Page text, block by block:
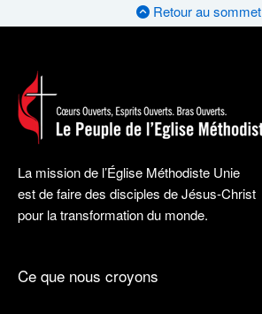
Retour au sommet
La mission de l’Église Méthodiste Unie
est de faire des disciples de Jésus-Christ
pour la transformation du monde.
Ce que nous croyons